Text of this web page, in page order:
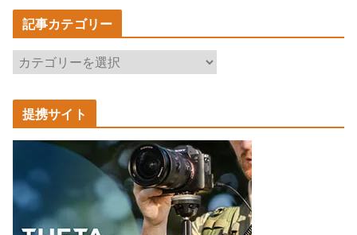
記事カテゴリー
記
事
カ
テ
ゴ
ー
提携サイト